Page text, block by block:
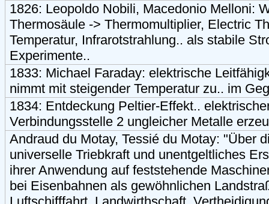
1826: Leopoldo Nobili, Macedonio Melloni:
Thermosäule -> Thermomultiplier, Electric
Temperatur, Infrarotstrahlung.. als stabile
Experimente..
1833: Michael Faraday: elektrische
nimmt mit steigender Temperatur zu.. im
1834: Entdeckung Peltier-Effekt..
Verbindungsstelle 2 ungleicher Metalle
Andraud du Motay, Tessié du Motay: "Über
universelle Triebkraft und unentgeltliches
ihrer Anwendung auf feststehende
bei Eisenbahnen als gewöhnlichen